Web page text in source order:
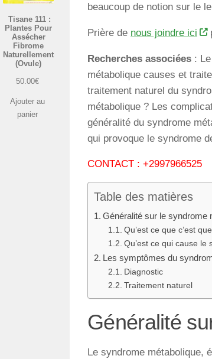
beaucoup de notion sur le
Prière de nous joindre ici
Recherches associées :
métabolique causes et
traitement naturel du
métabolique ? Les
généralité du syndrome
qui provoque le syndrome
CONTACT : +2997966525
Table des matières
Généralité sur le syndrome
Qu’est ce que c’est
Qu’est ce qui cause le
Les symptômes du
Diagnostic
Traitement naturel
Généralité
Le syndrome métabolique,
Tisane 111 :
Plantes Pour
Assécher
Fibrome
Naturellement
(Ovule)
50.00€
Ajouter au
panier